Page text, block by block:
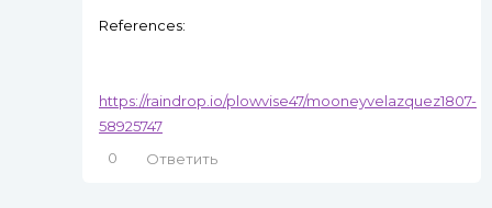
References:
https://raindrop.io/plowvise47/mooneyvelazquez1807-
58925747
0
Ответить